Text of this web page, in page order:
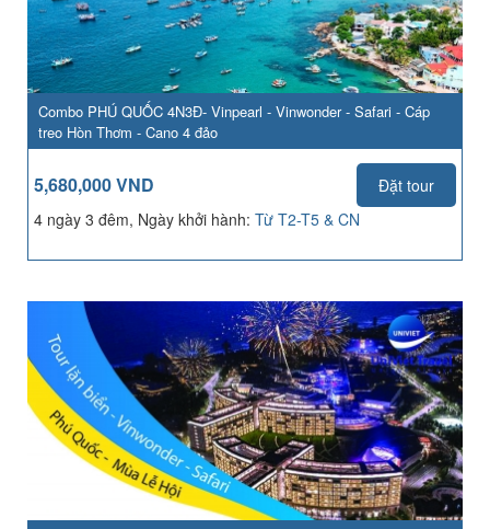
Combo PHÚ QUỐC 4N3Đ- Vinpearl - Vinwonder - Safari - Cáp
treo Hòn Thơm - Cano 4 đảo
5,680,000 VND
Đặt tour
4 ngày 3 đêm, Ngày khởi hành: Từ T2-T5 & CN